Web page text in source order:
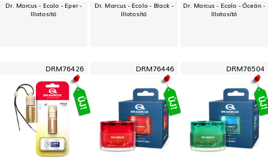
Dr. Marcus - Ecolo - Eper -
Illatosító
Dr. Marcus - Ecolo - Black -
Illatosító
Dr. Marcus - Ecolo - Óceán -
Illatosító
DRM76426 DRM76446 DRM76504